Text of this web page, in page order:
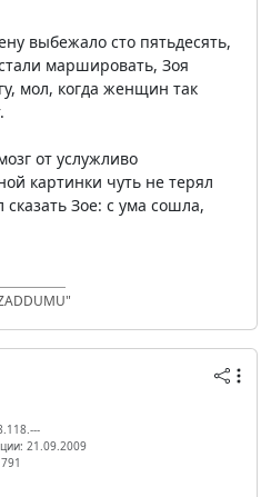
выбежало сто пятьдесять,
маршировать, Зоя
мол, когда женщин так
от услужливо
картинки чуть не терял
Зое: с ума сошла,
21.09.2009